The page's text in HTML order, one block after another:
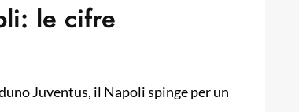
le cifre
Juventus, il Napoli spinge per un